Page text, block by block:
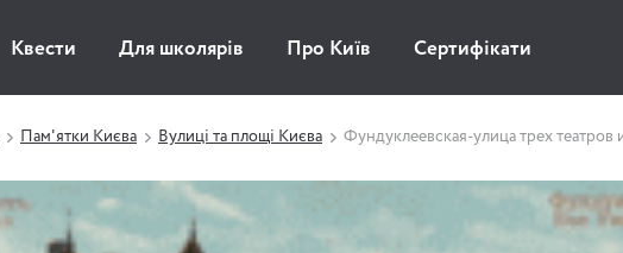
Квести Для школярів Про Київ Сертифікати
Пам'ятки Києва Вулиці та площі Києва Фундуклеевская-улица трех театров